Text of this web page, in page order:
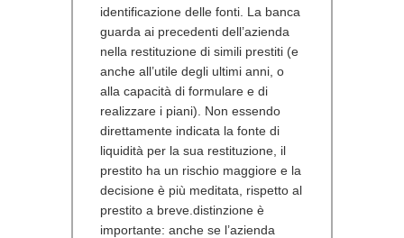
identificazione delle fonti. La banca
guarda ai precedenti dell’azienda
nella restituzione di simili prestiti (e
anche all’utile degli ultimi anni, o
alla capacità di formulare e di
realizzare i piani). Non essendo
direttamente indicata la fonte di
liquidità per la sua restituzione, il
prestito ha un rischio maggiore e la
decisione è più meditata, rispetto al
prestito a breve.distinzione è
importante: anche se l’azienda